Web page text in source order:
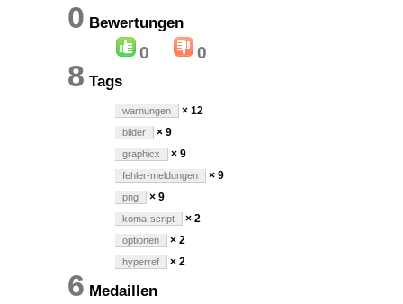
0 Bewertungen
0 0
8 Tags
warnungen × 12
bilder × 9
graphicx × 9
fehler-meldungen × 9
png × 9
koma-script × 2
optionen × 2
hyperref × 2
6 Medaillen